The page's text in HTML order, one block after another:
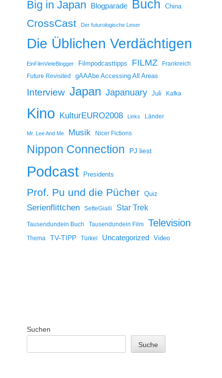
Big in Japan Blogparade Buch China
CrossCast Der futurologische Leser
Die Üblichen Verdächtigen
EinFilmVieleBlogger Filmpodcasttipps FILMZ
Frankreich
Future Revisited
gAAAbe Accessing All Areas
Interview Japan Japanuary Juli Kafka
Kino KulturEURO2008 Links Länder
Mr. Lee And Me Musik Nicer Fictions
Nippon Connection PJ liest
Podcast Presidents
Prof. Pu und die Pücher Quiz
Serienflittchen SetteGialli Star Trek
Tausendundein Buch Tausendundein Film Television
Thema TV-TIPP Türkei Uncategorized Video
Suchen
Suche